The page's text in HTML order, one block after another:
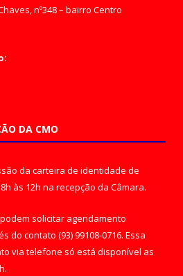
nº348 – bairro Centro
DA CMO
da carteira de identidade de
às 12h na recepção da Câmara.
solicitar agendamento
do contato (93) 99108-0716. Essa
via telefone só está disponível as